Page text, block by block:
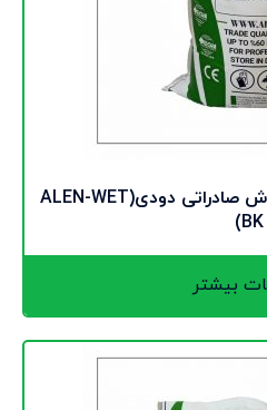
پودر بتن سخت خشکه پاش صادراتی دودی(ALEN-WET
BK)
بیشتر